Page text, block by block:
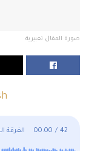
صورة المقال تعبيرية
الفرقة 00:00 / 42